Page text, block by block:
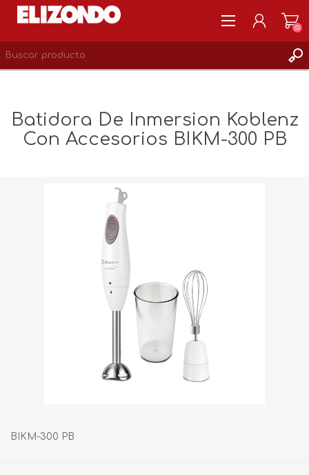
LISTA DE DESEOS
(0)
Batidora De Inmersion Koblenz
Con Accesorios BIKM-300 PB
BIKM-300 PB